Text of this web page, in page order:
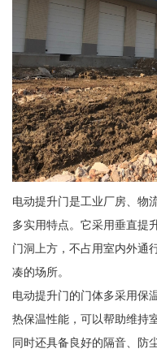
电动提升门是工业厂房、物
多实用特点。它采用垂直提
门洞上方，不占用室内外通
凑的场所。
电动提升门的门体多采用保
热保温性能，可以帮助维持
同时还具备良好的隔音、防